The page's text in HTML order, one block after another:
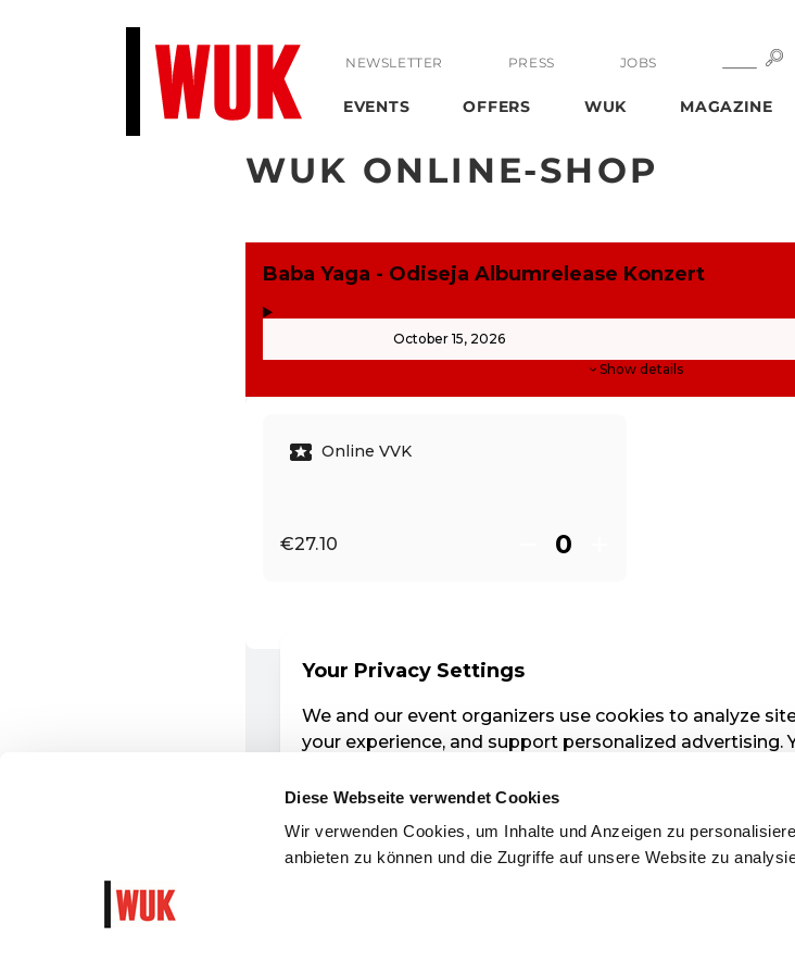
Diese Webseite verwendet Cookies
Wir verwenden Cookies, um Inhalte und Anzeigen zu
anbieten zu können und die Zugriffe auf unsere Website zu
NEWSLETTER PRESS JOBS
EVENTS OFFERS WUK MAGAZINE
WUK ONLINE-SHOP